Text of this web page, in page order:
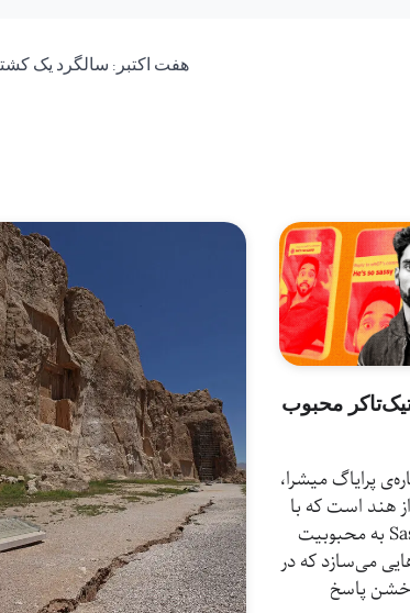
هفت اکتبر: سالگرد یک
محبوب
درباره‌ی پرایاگ میشرا،
20 ساله از هند است که با
نام کاربری Sassy_Pants به محبوبیت
می‌سازد که در
خشن پاسخ